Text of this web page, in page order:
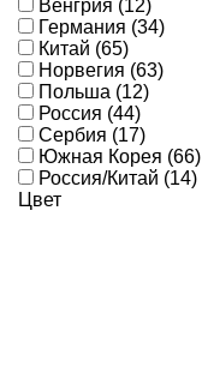
Венгрия (12)
Германия (34)
Китай (65)
Норвегия (63)
Польша (12)
Россия (44)
Сербия (17)
Южная Корея (66)
Россия/Китай (14)
Цвет